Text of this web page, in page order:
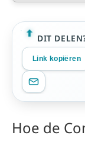
DIT
Link kopiëren
Hoe de